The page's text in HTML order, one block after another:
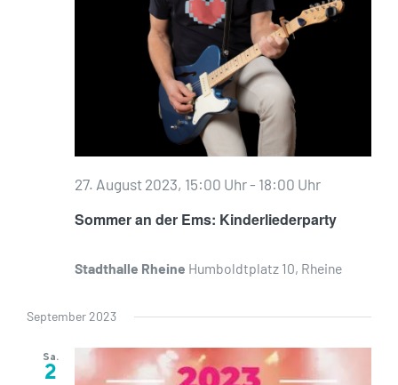
Sommer an der Ems: Kinderliederparty
27. August 2023, 15:00 Uhr- 18:00 Uhr
Stadthalle Rheine Humboldtplatz 10, Rheine
September 2023
Sa.
2